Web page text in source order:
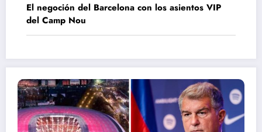
El negoción del Barcelona con los asientos VIP
del Camp Nou